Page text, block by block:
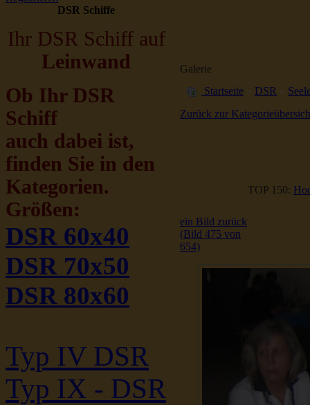
DSR Schiffe
Ihr DSR Schiff auf
Leinwand
Ob Ihr DSR
Schiff
auch dabei ist,
finden Sie in den
Kategorien.
Größen:
DSR 60x40
DSR 70x50
DSR 80x60
Typ IV DSR
Typ IX - DSR
Galerie
Startseite » DSR »
Zurück zur
TOP 150:
ein Bild zurück
(Bild 475 von
654)